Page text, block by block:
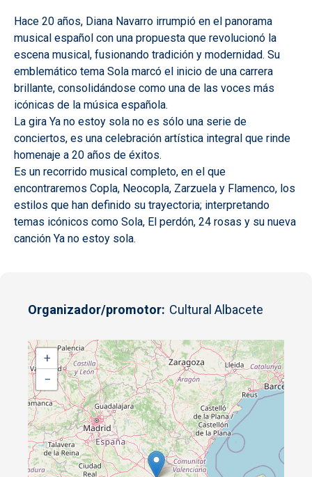
Hace 20 años, Diana Navarro irrumpió en el panorama
musical español con una propuesta que revolucionó la
escena musical, fusionando tradición y modernidad. Su
emblemático tema Sola marcó el inicio de una carrera
brillante, consolidándose como una de las voces más
icónicas de la música española.
La gira Ya no estoy sola no es sólo una serie de
conciertos, es una celebración artística integral que rinde
homenaje a 20 años de éxitos.
Es un recorrido musical completo, en el que
encontraremos Copla, Neocopla, Zarzuela y Flamenco, los
estilos que han definido su trayectoria; interpretando
temas icónicos como Sola, El perdón, 24 rosas y su nueva
canción Ya no estoy sola.
Organizador/promotor Cultural Albacete
+
−